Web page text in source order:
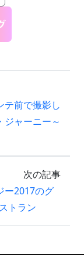
テ前で撮影し
ジャーニー～
次の記事
ー2017のグ
トラン